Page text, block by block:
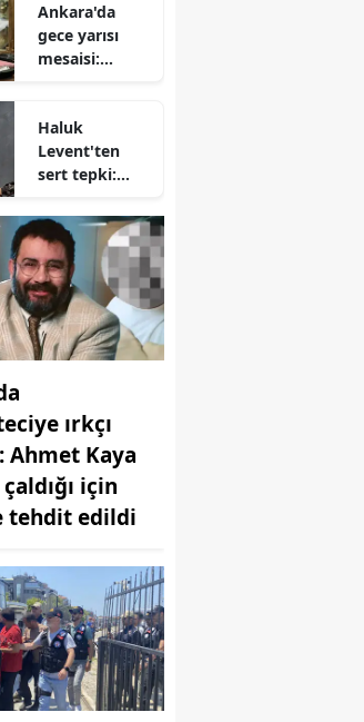
kapsamlı
düzenleme
Ankara'da
gece yarısı
mesaisi:
değişimleri
Haluk
Levent'ten
sert tepki:
geçtiği o
iddialar
tamamen
iftira
ırkçı
Ahmet Kaya
çaldığı için
tehdit edildi